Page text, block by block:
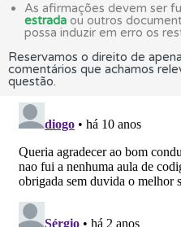
As afirmações devem ser
estrada ou outros
possa induzir em erro os
Reservamos o direito de
comentários que achamos
questão.